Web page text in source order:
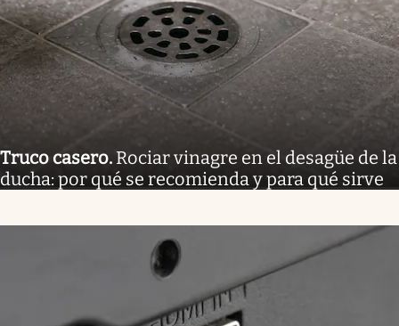
Truco casero. Rociar vinagre en el desagüe de la
ducha: por qué se recomienda y para qué sirve